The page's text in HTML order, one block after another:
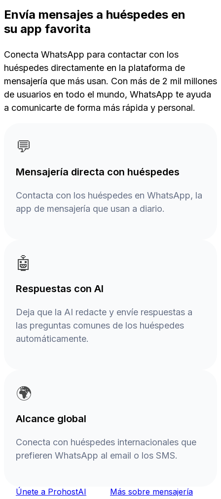
Envía mensajes a huéspedes en
su app favorita
Conecta WhatsApp para contactar con los
huéspedes directamente en la plataforma de
mensajería que más usan. Con más de 2 mil millones
de usuarios en todo el mundo, WhatsApp te ayuda
a comunicarte de forma más rápida y personal.
💬
Mensajería directa con huéspedes
Contacta con los huéspedes en WhatsApp, la
app de mensajería que usan a diario.
🤖
Respuestas con AI
Deja que la AI redacte y envíe respuestas a
las preguntas comunes de los huéspedes
automáticamente.
🌍
Alcance global
Conecta con huéspedes internacionales que
prefieren WhatsApp al email o los SMS.
Únete a ProhostAI Más sobre mensajería